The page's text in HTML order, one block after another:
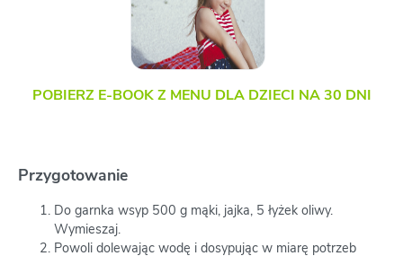
POBIERZ E-BOOK Z MENU DLA DZIECI NA 30 DNI
Przygotowanie
Do garnka wsyp 500 g mąki, jajka, 5 łyżek oliwy.
Wymieszaj.
Powoli dolewając wodę i dosypując w miarę potrzeb